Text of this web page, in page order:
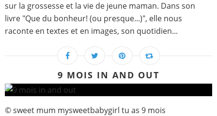
sur la grossesse et la vie de jeune maman. Dans son
livre "Que du bonheur! (ou presque...)", elle nous
raconte en textes et en images, son quotidien...
9 MOIS IN AND OUT
© sweet mum mysweetbabygirl tu as 9 mois